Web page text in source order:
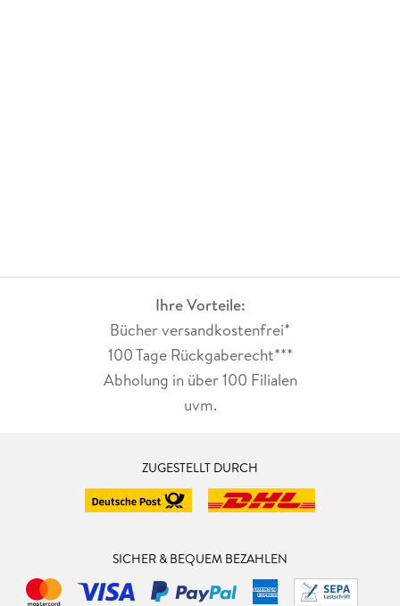
Ihre Vorteile:
Bücher versandkostenfrei*
100 Tage Rückgaberecht***
Abholung in über 100 Filialen
uvm.
ZUGESTELLT DURCH
SICHER & BEQUEM BEZAHLEN